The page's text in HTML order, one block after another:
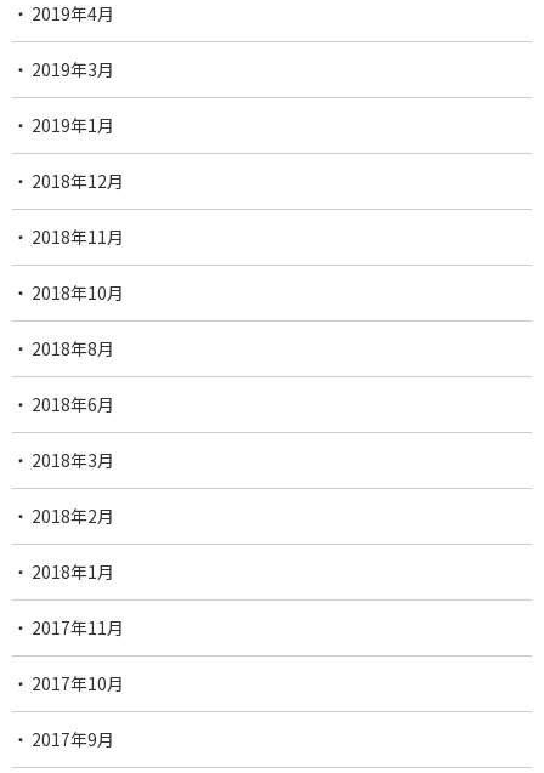
2019年4月
2019年3月
2019年1月
2018年12月
2018年11月
2018年10月
2018年8月
2018年6月
2018年3月
2018年2月
2018年1月
2017年11月
2017年10月
2017年9月